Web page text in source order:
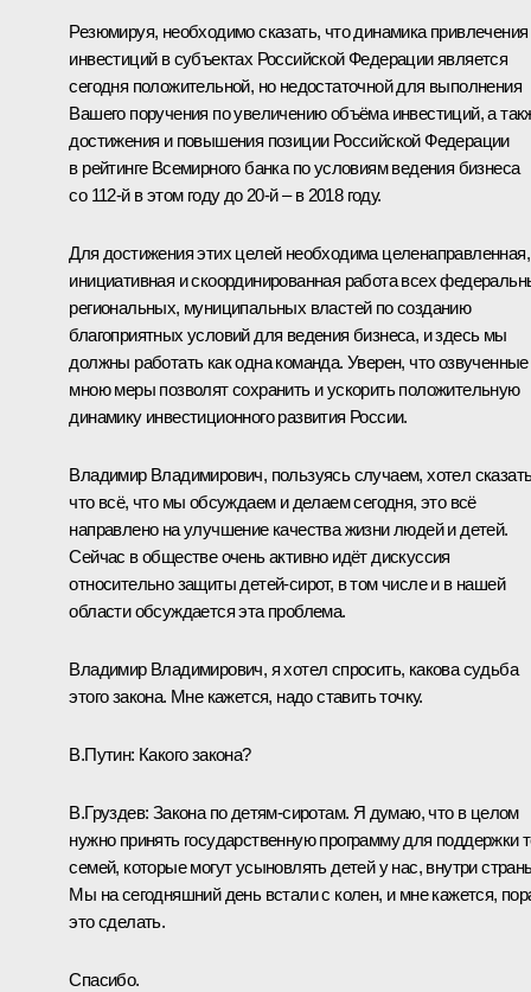
Резюмируя, необходимо сказать, что динамика привлечения
инвестиций в субъектах Российской Федерации является
сегодня положительной, но недостаточной для выполнения
Вашего поручения по увеличению объёма инвестиций, а
достижения и повышения позиции Российской Федерации
в рейтинге Всемирного банка по условиям ведения бизнеса
со 112-й в этом году до 20-й – в 2018 году.
Для достижения этих целей необходима целенаправленная,
инициативная и скоординированная работа всех
региональных, муниципальных властей по созданию
благоприятных условий для ведения бизнеса, и здесь мы
должны работать как одна команда. Уверен, что озвученные
мною меры позволят сохранить и ускорить положительную
динамику инвестиционного развития России.
Владимир Владимирович, пользуясь случаем, хотел
что всё, что мы обсуждаем и делаем сегодня, это всё
направлено на улучшение качества жизни людей и детей.
Сейчас в обществе очень активно идёт дискуссия
относительно защиты детей-сирот, в том числе и в нашей
области обсуждается эта проблема.
Владимир Владимирович, я хотел спросить, какова судьба
этого закона. Мне кажется, надо ставить точку.
В.Путин: Какого закона?
В.Груздев: Закона по детям-сиротам. Я думаю, что в целом
нужно принять государственную программу для поддержки
семей, которые могут усыновлять детей у нас, внутри
Мы на сегодняшний день встали с колен, и мне кажется,
это сделать.
Спасибо.